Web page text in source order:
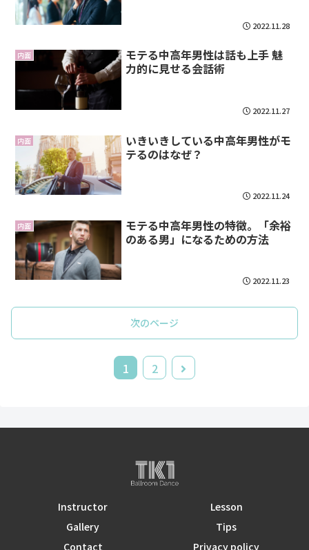
2022.11.28
内面
モテる中高年男性は話も上手 魅
力的に見せる会話術
2022.11.27
内面
いきいきしている中高年男性がモ
テるのはなぜ？
2022.11.24
内面
モテる中高年男性の特徴。「余裕
のある男」になるための方法
2022.11.23
次のページ
1 2
Instructor
Lesson
Gallery
Tips
Contact
Privacy policy